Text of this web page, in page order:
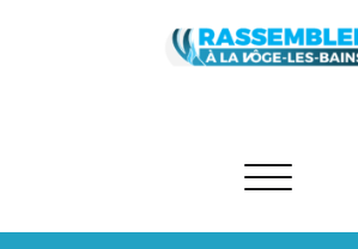
Afficher/